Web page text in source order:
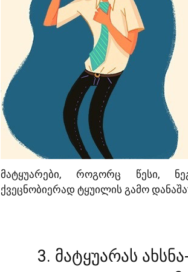
მატყუარები, როგორც წესი,
ქვეცნობიერად ტყუილის გამო
3. მატყუარას